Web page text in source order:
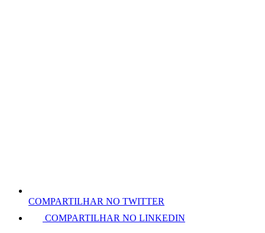
COMPARTILHAR NO TWITTER
COMPARTILHAR NO LINKEDIN